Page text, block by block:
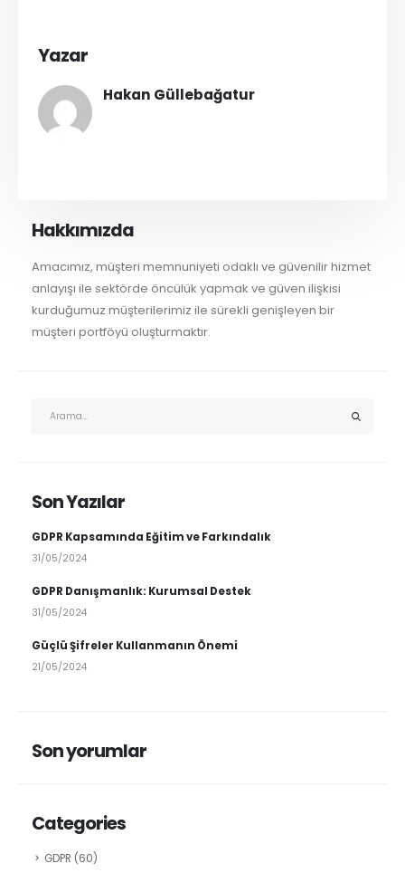
Yazar
Hakan Güllebağatur
Hakkımızda
Amacımız, müşteri memnuniyeti odaklı ve güvenilir hizmet
anlayışı ile sektörde öncülük yapmak ve güven ilişkisi
kurduğumuz müşterilerimiz ile sürekli genişleyen bir
müşteri portföyü oluşturmaktır.
Son Yazılar
GDPR Kapsamında Eğitim ve Farkındalık
31/05/2024
GDPR Danışmanlık: Kurumsal Destek
31/05/2024
Güçlü Şifreler Kullanmanın Önemi
21/05/2024
Son yorumlar
Categories
GDPR (60)